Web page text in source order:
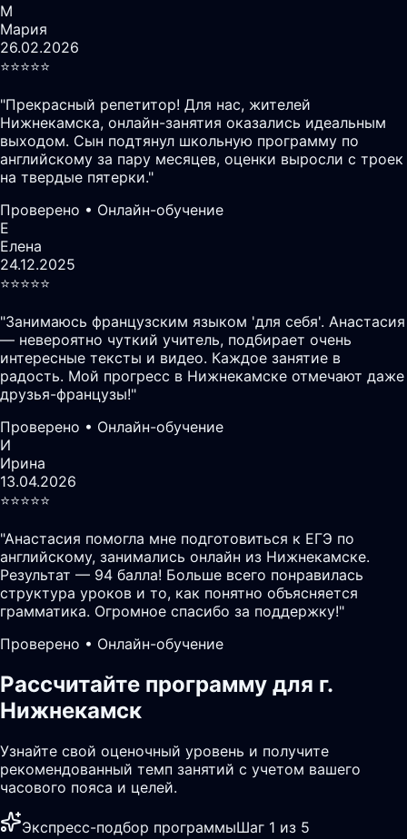
М
Мария
26.02.2026
⭐️⭐️⭐️⭐️⭐️
"Прекрасный репетитор! Для нас, жителей
Нижнекамска, онлайн-занятия оказались идеальным
выходом. Сын подтянул школьную программу по
английскому за пару месяцев, оценки выросли с троек
на твердые пятерки."
Проверено • Онлайн-обучение
Е
Елена
24.12.2025
⭐️⭐️⭐️⭐️⭐️
"Занимаюсь французским языком 'для себя'. Анастасия
— невероятно чуткий учитель, подбирает очень
интересные тексты и видео. Каждое занятие в
радость. Мой прогресс в Нижнекамске отмечают даже
друзья-французы!"
Проверено • Онлайн-обучение
И
Ирина
13.04.2026
⭐️⭐️⭐️⭐️⭐️
"Анастасия помогла мне подготовиться к ЕГЭ по
английскому, занимались онлайн из Нижнекамске.
Результат — 94 балла! Больше всего понравилась
структура уроков и то, как понятно объясняется
грамматика. Огромное спасибо за поддержку!"
Проверено • Онлайн-обучение
Рассчитайте программу для г.
Нижнекамск
Узнайте свой оценочный уровень и получите
рекомендованный темп занятий с учетом вашего
часового пояса и целей.
Экспресс-подбор программыШаг 1 из 5